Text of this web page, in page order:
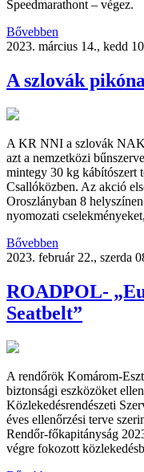
Speedmarathont – végez.
Bővebben
2023. március 14., kedd
A szlovák
A KR NNI a szlovák
azt a nemzetközi
mintegy 30 kg kábítószert
Csallóközben. Az akció
Oroszlányban 8
nyomozati
Bővebben
2023. február 22., szerda
ROADPOL-
Seatbelt”
A rendőrök Komárom-
biztonsági eszközöket
Közlekedésrendészeti
éves ellenőrzési terve
Rendőr-főkapitányság
végre fokozott